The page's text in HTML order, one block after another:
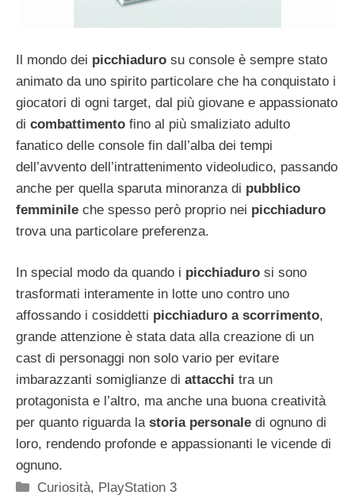
Il mondo dei picchiaduro su console è sempre stato
animato da uno spirito particolare che ha conquistato i
giocatori di ogni target, dal più giovane e appassionato
di combattimento fino al più smaliziato adulto
fanatico delle console fin dall’alba dei tempi
dell’avvento dell’intrattenimento videoludico, passando
anche per quella sparuta minoranza di pubblico
femminile che spesso però proprio nei picchiaduro
trova una particolare preferenza.
In special modo da quando i picchiaduro si sono
trasformati interamente in lotte uno contro uno
affossando i cosiddetti picchiaduro a scorrimento,
grande attenzione è stata data alla creazione di un
cast di personaggi non solo vario per evitare
imbarazzanti somiglianze di attacchi tra un
protagonista e l’altro, ma anche una buona creatività
per quanto riguarda la storia personale di ognuno di
loro, rendendo profonde e appassionanti le vicende di
ognuno.
Categorie
Curiosità, PlayStation 3